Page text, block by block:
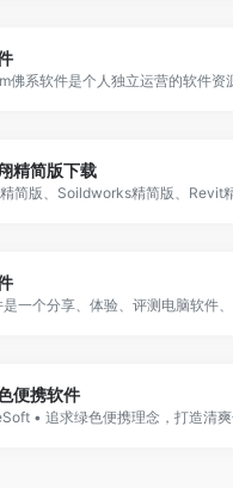
精简版下载
简版、Soildworks精简版、Revit
便携软件
• 追求绿色便携理念，打造清爽